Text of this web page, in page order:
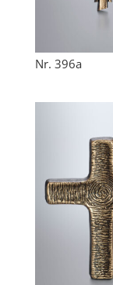
Nr. 396a